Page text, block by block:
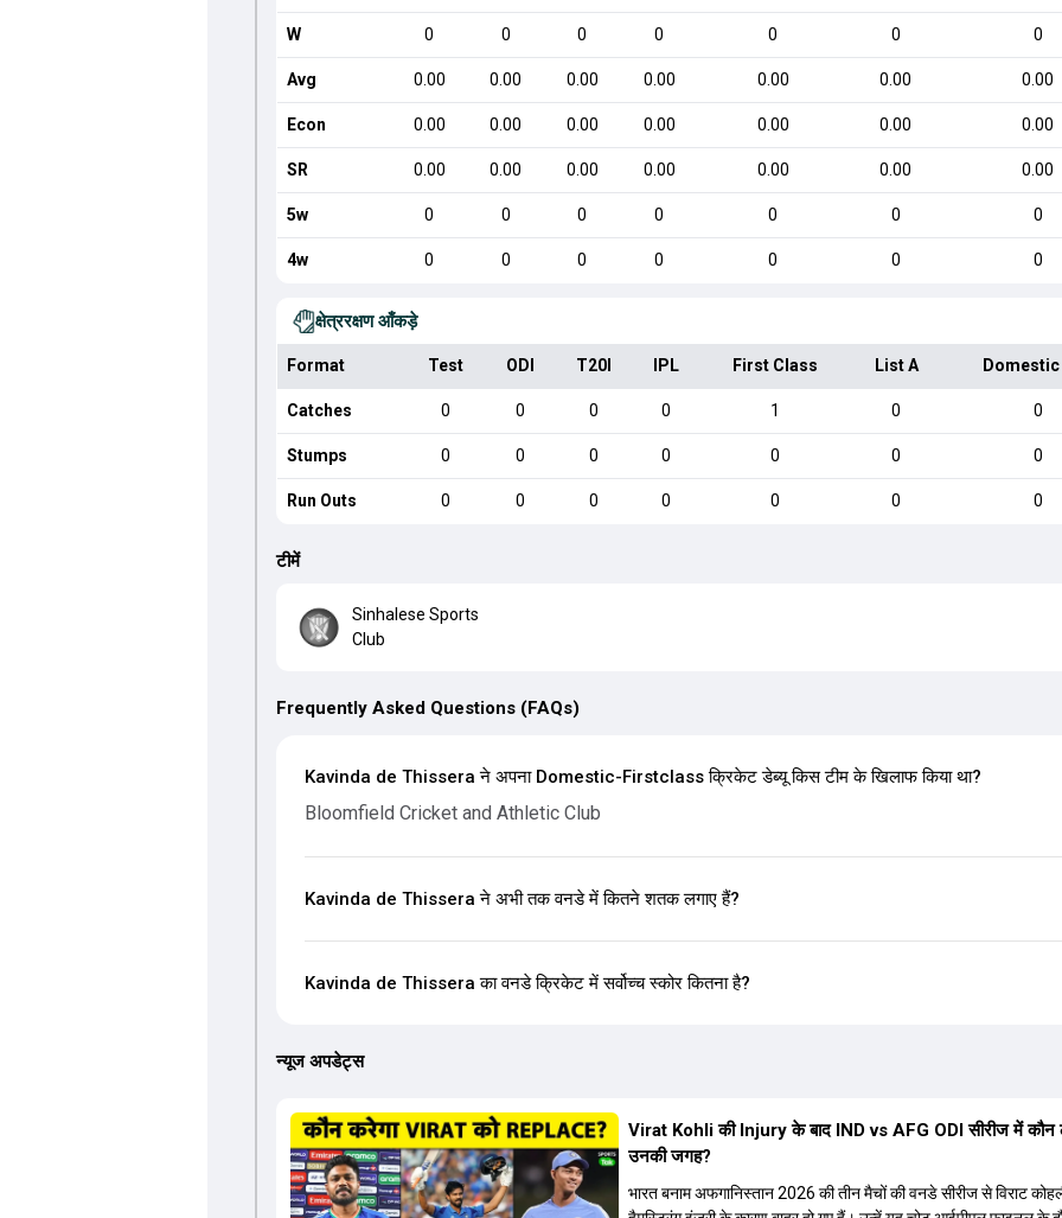
W 0 0 0 0 0 0 0
Avg 0.00 0.00 0.00 0.00 0.00 0.00 0.00
Econ 0.00 0.00 0.00 0.00 0.00 0.00 0.00
SR 0.00 0.00 0.00 0.00 0.00 0.00 0.00
5w 0 0 0 0 0 0 0
4w 0 0 0 0 0 0 0
क्षेत्ररक्षण आँकड़े
Format Test ODI T20I IPL First Class List A
Catches 0 0 0 0 1 0 0
Stumps 0 0 0 0 0 0 0
Run Outs 0 0 0 0 0 0 0
टीमें
Sinhalese Sports
Club
Frequently Asked Questions (FAQs)
Kavinda de Thissera ने अपना Domestic-Firstclass क्रिकेट डेब्यू किस टीम के खिलाफ किया था?
Bloomfield Cricket and Athletic Club
Kavinda de Thissera ने अभी तक वनडे में कितने शतक लगाए हैं?
Kavinda de Thissera का वनडे क्रिकेट में सर्वोच्च स्कोर कितना है?
न्यूज अपडेट्स
Virat Kohli की Injury के बाद IND vs AFG ODI सीरीज में कौन
उनकी जगह?
भारत बनाम अफगानिस्तान 2026 की तीन मैचों की वनडे सीरीज से विराट